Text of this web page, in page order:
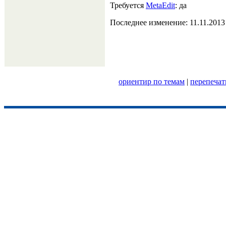
Требуется MetaEdit: да
Последнее изменение:
ориентир по темам |